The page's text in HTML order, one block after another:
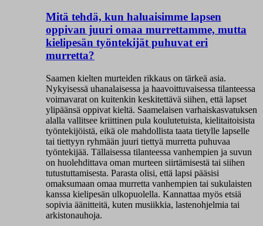
Mitä tehdä, kun haluaisimme lapsen
oppivan juuri omaa murrettamme, mutta
kielipesän työntekijät puhuvat eri
murretta?
Saamen kielten murteiden rikkaus on tärkeä asia.
Nykyisessä uhanalaisessa ja haavoittuvaisessa tilanteessa
voimavarat on kuitenkin keskitettävä siihen, että lapset
ylipäänsä oppivat kieltä. Saamelaisen varhaiskasvatuksen
alalla vallitsee kriittinen pula koulutetuista, kielitaitoisista
työntekijöistä, eikä ole mahdollista taata tietylle lapselle
tai tiettyyn ryhmään juuri tiettyä murretta puhuvaa
työntekijää. Tällaisessa tilanteessa vanhempien ja suvun
on huolehdittava oman murteen siirtämisestä tai siihen
tutustuttamisesta. Parasta olisi, että lapsi pääsisi
omaksumaan omaa murretta vanhempien tai sukulaisten
kanssa kielipesän ulkopuolella. Kannattaa myös etsiä
sopivia äänitteitä, kuten musiikkia, lastenohjelmia tai
arkistonauhoja.